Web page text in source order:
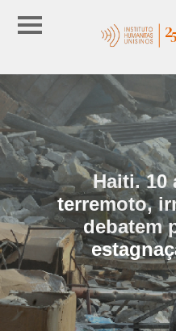
Haiti. 10
terremoto,
debatem